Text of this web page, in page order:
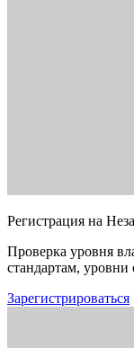
Регистрация на
Проверка уровня
стандартам, уровни
Зарегистрироваться